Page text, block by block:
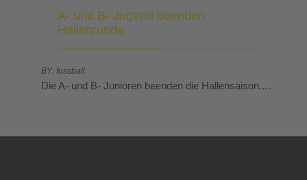
A- und B- Jugend beenden
Hallenrunde
BY: fussball
Die A- und B- Junioren beenden die Hallensaison.…